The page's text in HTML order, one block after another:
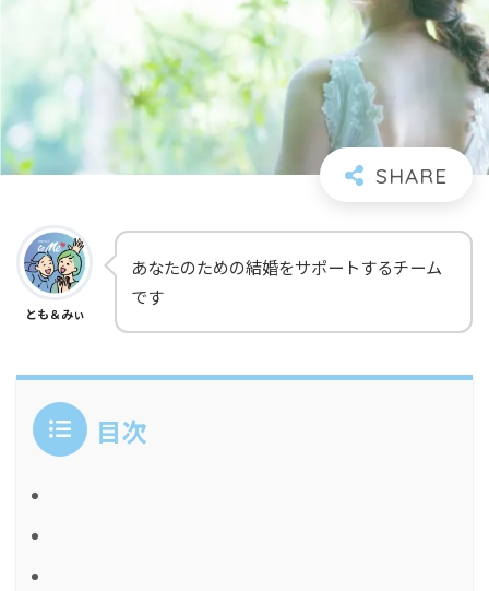
とも＆みぃ
あなたのための結婚をサポートするチーム
です
目次